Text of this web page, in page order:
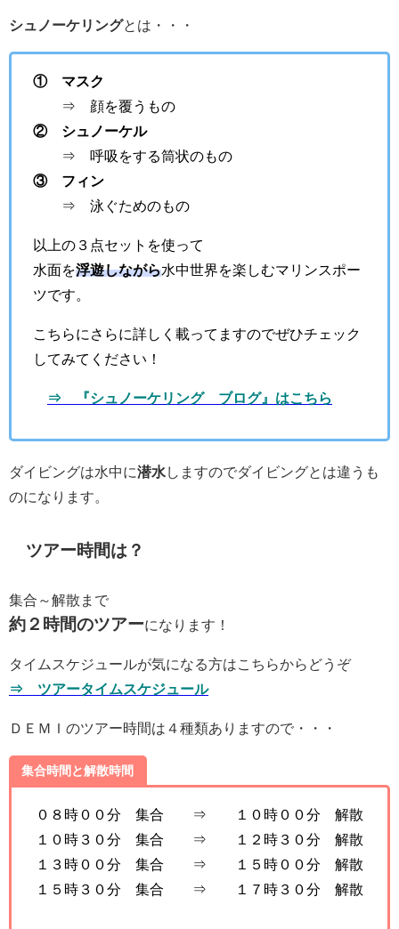
シュノーケリングとは・・・
① マスク
⇒ 顔を覆うもの
② シュノーケル
⇒ 呼吸をする筒状のもの
③ フィン
⇒ 泳ぐためのもの
以上の３点セットを使って
水面を浮遊しながら水中世界を楽しむマリンスポー
ツです。
こちらにさらに詳しく載ってますのでぜひチェック
してみてください！
⇒ 『シュノーケリング ブログ』はこちら
ダイビングは水中に潜水 しますのでダイビングとは違うも
のになります。
ツアー時間は？
集合～解散まで
約２時間のツアーになります！
タイムスケジュールが気になる方はこちらからどうぞ
⇒ ツアータイムスケジュール
ＤＥＭＩのツアー時間は４種類ありますので・・・
集合時間と解散時間
０８時００分 集合 ⇒ １０時００分 解散
１０時３０分 集合 ⇒ １２時３０分 解散
１３時００分 集合 ⇒ １５時００分 解散
１５時３０分 集合 ⇒ １７時３０分 解散